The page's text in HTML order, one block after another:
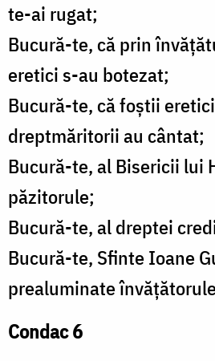
te-ai rugat;
Bucură-te, că prin
eretici s-au botezat;
Bucură-te, că foștii
dreptmăritorii au cântat;
Bucură-te, al Bisericii lui
păzitorule;
Bucură-te, al dreptei
Bucură-te, Sfinte Ioane
prealuminate
Condac 6